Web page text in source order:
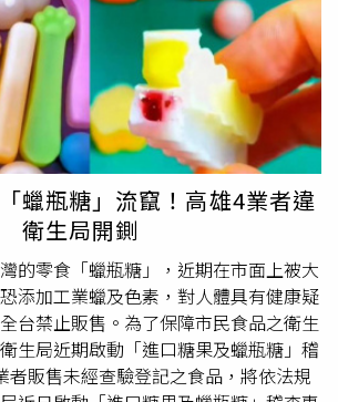
這對粉絲們來說是一個好的禮物也是一
7-ELEVEN與SUPER JUNIOR-D&E合作
系列商品，銀赫說道能夠向大家介紹韓
「這些也是我們平時愛吃的食物，所以
看看。」東海不忘代言人的身份向粉絲
大力宣傳：「我們也會更加努力的透過
起創造美好的回憶。還有大家要多多光
跟7-ELEVEN續約，所以請大家多多支
也會常常光顧7-ELEVEN的。」SUPER
喊話多多光顧，這樣才會有機會跟7-
／寬寬整合行銷提供）除了接下代言的
JUNIOR-D&E也將於今年11月在台北
會突然直擊7-ELEVEN給粉絲們驚喜
「我們D&E一直承諾會經常與粉絲們見
蠟瓶糖」流竄！高雄4業者違
衛生局開鍘
的零食「蠟瓶糖」，近期在市面上被大
添加工業蠟及色素，對人體具有健康疑
台禁止販售。為了保障市民食品之衛生
生局近期啟動「進口糖果及蠟瓶糖」稽
者販售未經查驗登記之食品，將依法規